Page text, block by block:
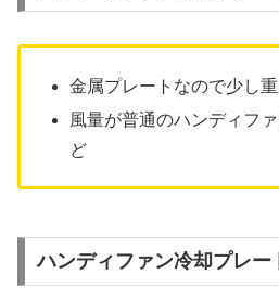
金属プレートなので少し
風量が普通のハンディフ
ど
ハンディファン冷却プレー